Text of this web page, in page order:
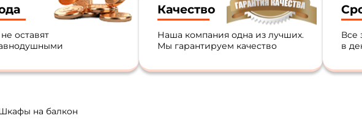
оставят
Качество
Наша компания одна из лучших.
Мы гарантируем качество
Все
в
на балкон